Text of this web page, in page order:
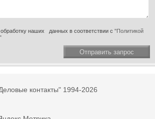
наших данных в соответствии с "Политикой
Отправить запрос
контакты" 1994-2026